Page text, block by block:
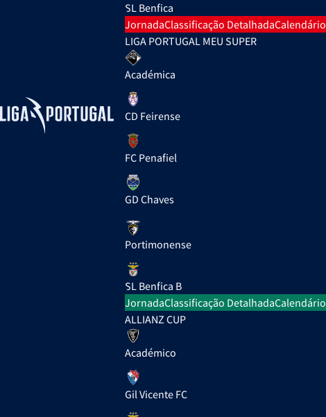
SL Benfica
JornadaClassificação DetalhadaCalendário
LIGA PORTUGAL MEU SUPER
Académica
CD Feirense
FC Penafiel
GD Chaves
Portimonense
SL Benfica B
JornadaClassificação DetalhadaCalendário
ALLIANZ CUP
Académico
Gil Vicente FC